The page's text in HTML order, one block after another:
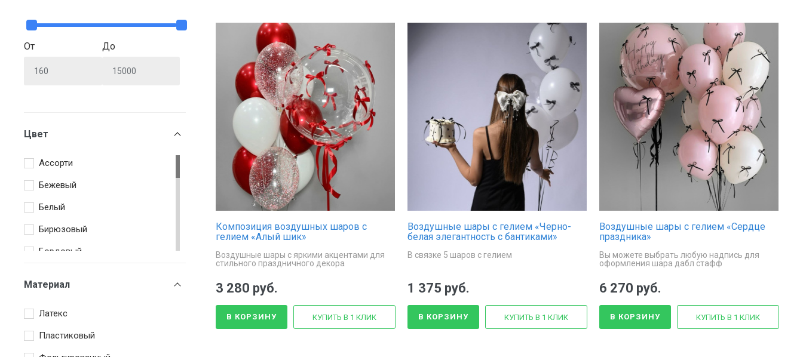
От До
Цвет
Ассорти
Бежевый
Белый
Бирюзовый
Бордовый
Зеленый
Золотой
Материал
Латекс
Пластиковый
Композиция воздушных шаров с
гелием «Алый шик»
Воздушные шары с яркими акцентами для
стильного праздничного декора
3 280 руб.
В КОРЗИНУ КУПИТЬ В 1 КЛИК
Воздушные шары с гелием «Черно-
белая элегантность с бантиками»
В связке 5 шаров с гелием
1 375 руб.
В КОРЗИНУ КУПИТЬ В 1 КЛИК
Воздушные шары с гелием «Сердце
праздника»
Вы можете выбрать любую надпись для
оформления шара дабл стафф
6 270 руб.
В КОРЗИНУ КУПИТЬ В 1 КЛИК